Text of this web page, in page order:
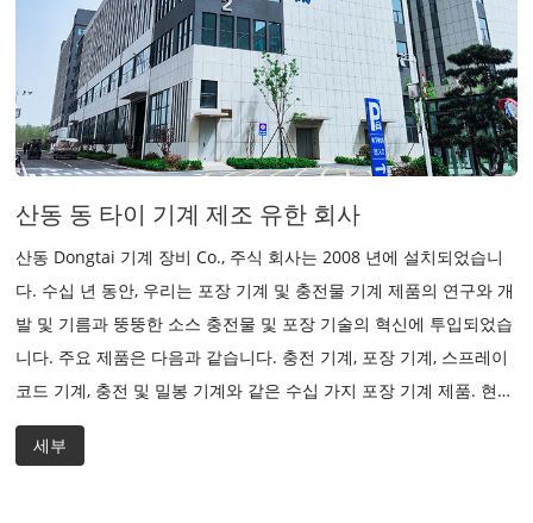
산동 동 타이 기계 제조 유한 회사
산동 Dongtai 기계 장비 Co., 주식 회사는 2008 년에 설치되었습니
다. 수십 년 동안, 우리는 포장 기계 및 충전물 기계 제품의 연구와 개
발 및 기름과 뚱뚱한 소스 충전물 및 포장 기술의 혁신에 투입되었습
니다. 주요 제품은 다음과 같습니다. 충전 기계, 포장 기계, 스프레이
코드 기계, 충전 및 밀봉 기계와 같은 수십 가지 포장 기계 제품. 현재
우리는 기술 중심의 기술 기반 회사로 성장하여 ISO9001 : 2000 국
제 품질 관리 시스템 인증을 통과했습니다. 그것은 "Dongtai
세부